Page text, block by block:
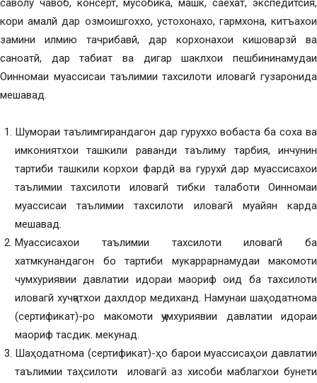
саволу чавоб, консерт, мусобика, машк, саёхат, экспедитсия,
кори амалй дар озмоишгоххо, устохонахо, гармхона, китъахои
замини илмию тачрибавй, дар корхонахои кишоварзй ва
саноатй, дар табиат ва дигар шаклхои пешбининамудаи
Оинномаи муассисаи таълимии тахсилоти иловагй гузаронида
мешавад.
Шумораи таълимгирандагон дар гуруххо вобаста ба соха ва
имкониятхои ташкили раванди таълиму тарбия, инчунин
тартиби ташкили корхои фардй ва гурухй дар муассисахои
таълимии тахсилоти иловагй тибки талаботи Оинномаи
муассисаи таълимии тахсилоти иловагй муайян карда
мешавад.
Муассисахои таълимии тахсилоти иловагй ба
хатмкунандагон бо тартиби мукаррарнамудаи макомоти
чумхуриявии давлатии идораи маориф оид ба тахсилоти
иловагй хучҷатхои дахлдор медиханд. Намунаи шаҳодатнома
(сертификат)-ро макомоти ҷумхуриявии давлатии идораи
маориф тасдик. мекунад.
Шаҳодатнома (сертификат)-ҳо барои муассисаҳои давлатии
таълимии таҳсилоти иловагӣ аз хисоби маблагхои бунети